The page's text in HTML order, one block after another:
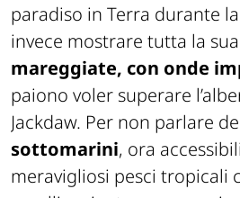
paradiso in Terra durante
invece mostrare tutta la
mareggiate, con onde
paiono voler superare
Jackdaw. Per non parlare
sottomarini, ora
meravigliosi pesci tropicali